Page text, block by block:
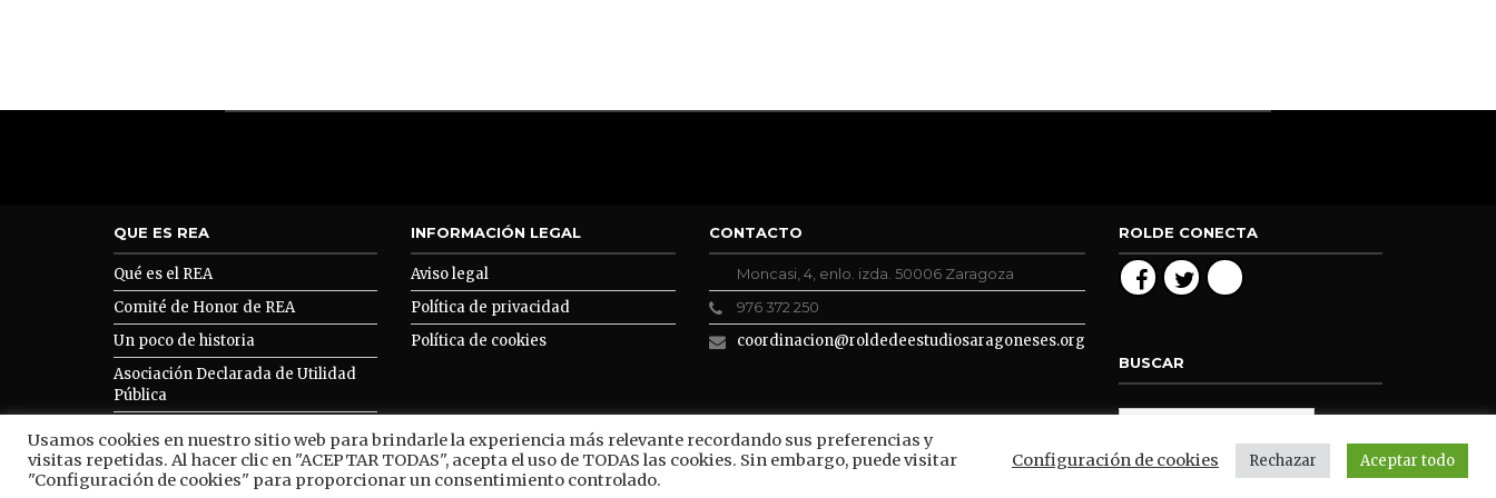
Usamos cookies en nuestro sitio web para brindarle la experiencia más relevante recordando sus preferencias y
visitas repetidas. Al hacer clic en "ACEPTAR TODAS", acepta el uso de TODAS las cookies. Sin embargo, puede visitar
"Configuración de cookies" para proporcionar un consentimiento controlado.
Configuración de cookies Rechazar Aceptar todo
QUE ES REA
Qué es el REA
Comité de Honor de REA
Un poco de historia
Asociación Declarada de Utilidad
Pública
Asociarse a REA
INFORMACIÓN LEGAL
Aviso legal
Política de privacidad
Política de cookies
CONTACTO
Moncasi, 4, enlo. izda. 50006 Zaragoza
976 372 250
coordinacion@roldedeestudiosaragoneses.org
ROLDE CONECTA
BUSCAR